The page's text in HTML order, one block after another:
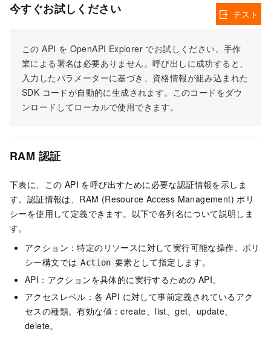
今すぐお試しください
この API を OpenAPI Explorer でお試しください。手作
業による署名は必要ありません。呼び出しに成功すると、
入力したパラメーターに基づき、資格情報が組み込まれた
SDK コードが自動的に生成されます。このコードをダウ
ンロードしてローカルで使用できます。
テスト
RAM 認証
下表に、この API を呼び出すために必要な認証情報を示しま
す。認証情報は、RAM (Resource Access Management) ポリ
シーを使用して定義できます。以下で各列名について説明しま
す。
アクション：特定のリソースに対して実行可能な操作。ポリ
シー構文では Action 要素として指定します。
API：アクションを具体的に実行するための API。
アクセスレベル：各 API に対して事前定義されているアク
セスの種類。有効な値：create、list、get、update、
delete。